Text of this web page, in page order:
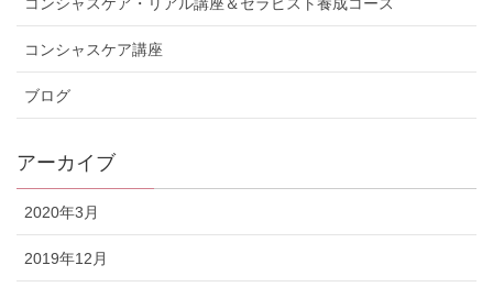
コンシャスケア講座
ブログ
アーカイブ
2020年3月
2019年12月